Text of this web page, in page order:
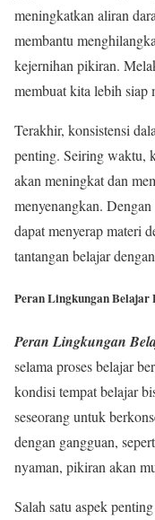
meningkatkan aliran
membantu
kejernihan pikiran.
membuat kita lebih siap
Terakhir, konsistensi
penting. Seiring waktu,
akan meningkat dan
menyenangkan.
dapat menyerap materi
tantangan belajar
Peran Lingkungan Belajar
Peran Lingkungan
selama proses belajar
kondisi tempat belajar
seseorang untuk
dengan gangguan,
nyaman, pikiran akan
Salah satu aspek